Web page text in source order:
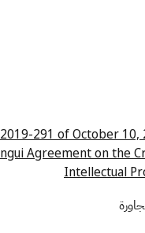
2019-291 of October
Agreement on